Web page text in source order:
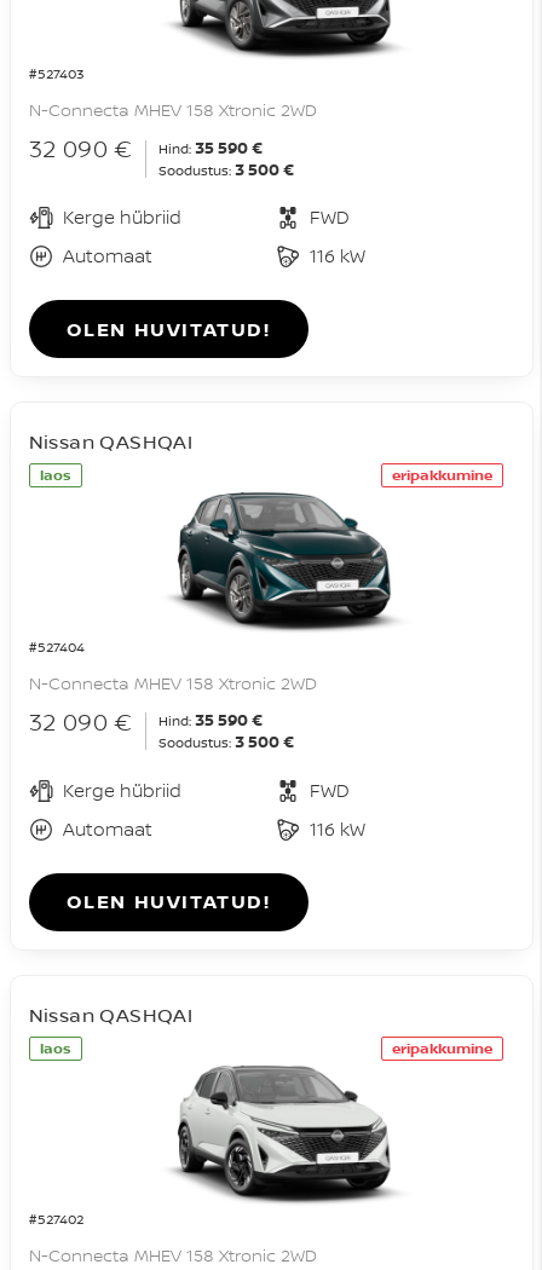
#527403
N-Connecta MHEV 158 Xtronic 2WD
32 090 € Hind: 35 590 €
Soodustus: 3 500 €
Kerge hübriid
FWD
Automaat
116 kW
OLEN HUVITATUD!
laos eripakkumine
#527404
Nissan QASHQAI
N-Connecta MHEV 158 Xtronic 2WD
32 090 € Hind: 35 590 €
Soodustus: 3 500 €
Kerge hübriid
FWD
Automaat
116 kW
OLEN HUVITATUD!
laos eripakkumine
#527402
Nissan QASHQAI
N-Connecta MHEV 158 Xtronic 2WD